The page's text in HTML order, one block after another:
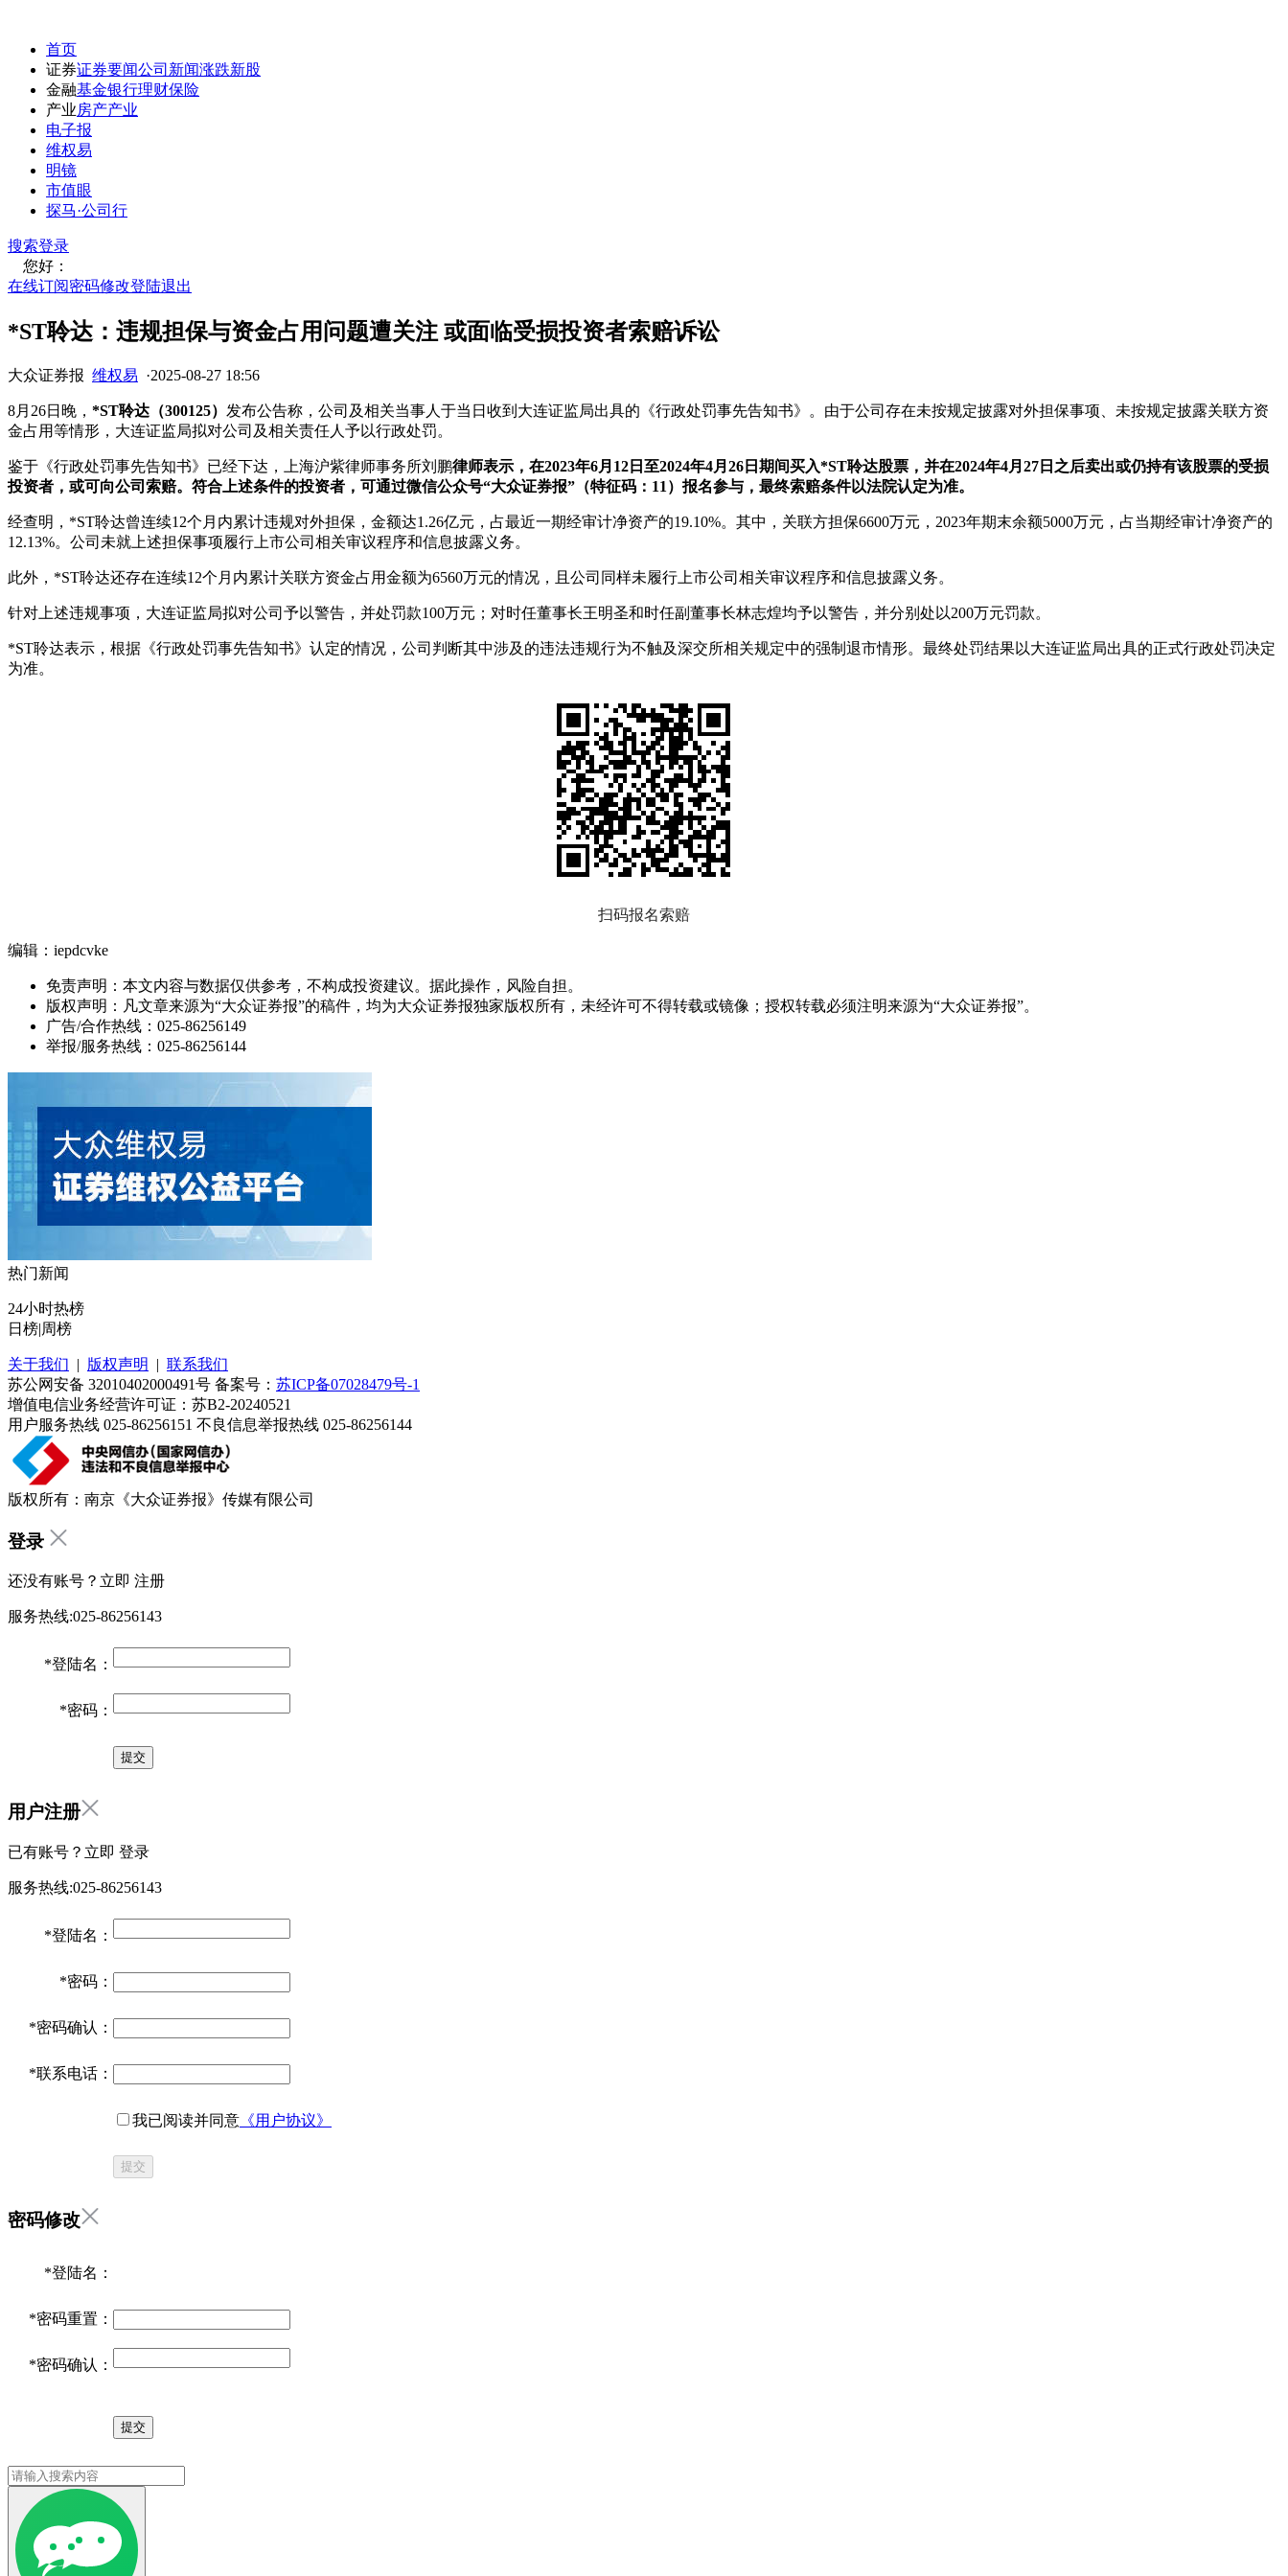
首页
证券证券要闻公司新闻涨跌新股
金融基金银行理财保险
产业房产产业
电子报
维权易
明镜
市值眼
探马·公司行
搜索登录
您好：
在线订阅密码修改登陆退出
*ST聆达：违规担保与资金占用问题遭关注 或面临受损投资者索赔诉讼
大众证券报 维权易 ·2025-08-27 18:56
8月26日晚， *ST聆达（300125） 发布公告称，公司及相关当事人于当日收到大连证监局出具的《行政处罚事先告知书》。由于公司存在未按规定披露对外担保事项、未按规定披露关联方资
金占用等情形，大连证监局拟对公司及相关责任人予以行政处罚。
鉴于《行政处罚事先告知书》已经下达，上海沪紫律师事务所刘鹏律师表示，在2023年6月12日至2024年4月26日期间买入*ST聆达股票，并在2024年4月27日之后卖出或仍持有该股票的受损
投资者，或可向公司索赔。符合上述条件的投资者，可通过微信公众号“大众证券报”（特征码：11）报名参与，最终索赔条件以法院认定为准。
经查明，*ST聆达曾连续12个月内累计违规对外担保，金额达1.26亿元，占最近一期经审计净资产的19.10%。其中，关联方担保6600万元，2023年期末余额5000万元，占当期经审计净资产的
12.13%。公司未就上述担保事项履行上市公司相关审议程序和信息披露义务。
此外，*ST聆达还存在连续12个月内累计关联方资金占用金额为6560万元的情况，且公司同样未履行上市公司相关审议程序和信息披露义务。
针对上述违规事项，大连证监局拟对公司予以警告，并处罚款100万元；对时任董事长王明圣和时任副董事长林志煌均予以警告，并分别处以200万元罚款。
*ST聆达表示，根据《行政处罚事先告知书》认定的情况，公司判断其中涉及的违法违规行为不触及深交所相关规定中的强制退市情形。最终处罚结果以大连证监局出具的正式行政处罚决定
为准。
扫码报名索赔
编辑：iepdcvke
免责声明：本文内容与数据仅供参考，不构成投资建议。据此操作，风险自担。
版权声明：凡文章来源为“大众证券报”的稿件，均为大众证券报独家版权所有，未经许可不得转载或镜像；授权转载必须注明来源为“大众证券报”。
广告/合作热线：025-86256149
举报/服务热线：025-86256144
热门新闻
24小时热榜
日榜|周榜
关于我们 | 版权声明 | 联系我们
苏公网安备 32010402000491号 备案号： 苏ICP备07028479号-1
增值电信业务经营许可证：苏B2-20240521
用户服务热线 025-86256151 不良信息举报热线 025-86256144
版权所有：南京《大众证券报》传媒有限公司
登录
还没有账号？立即 注册
服务热线:025-86256143
*登陆名：
*密码：
用户注册
已有账号？立即 登录
服务热线:025-86256143
*登陆名：
*密码：
*密码确认：
*联系电话：
我已阅读并同意 《用户协议》
提交
密码修改
*登陆名：
*密码重置：
*密码确认：